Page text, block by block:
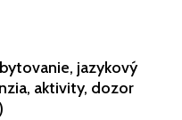
jazykový
aktivity, dozor